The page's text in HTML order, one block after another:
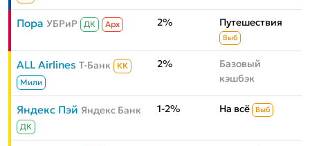
Пора УБРиР ДК Aрх 2% Путешествия
Выб
ALL Airlines Т-Банк
КК
Мили
2%
Базовый
кэшбэк
Яндекс Пэй Яндекс Банк
ДК
1-2% На всё Выб